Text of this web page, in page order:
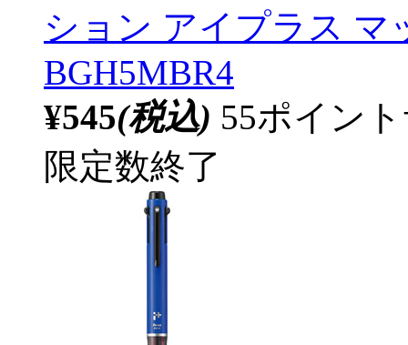
ション アイプラス
BGH5MBR4
¥545(税込) 55ポイン
限定数終了